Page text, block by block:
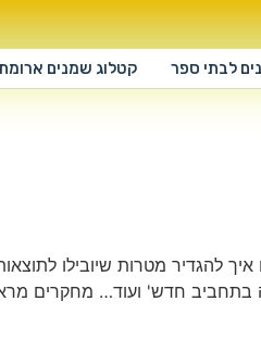
לבתי ספר קטלוג שמנים
להגדיר מטרות שיובילו
בתחביב חדש' ועוד… מחקרים